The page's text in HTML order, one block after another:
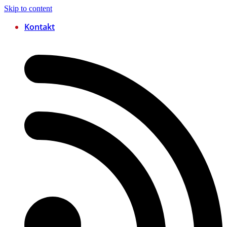
Skip to content
Kontakt